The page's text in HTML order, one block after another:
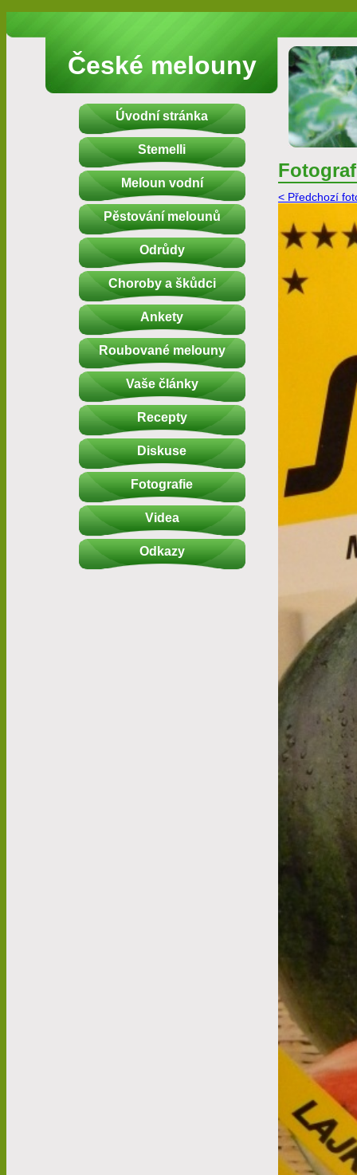
České melouny
Úvodní stránka
Stemelli
Meloun vodní
Pěstování melounů
Odrůdy
Choroby a škůdci
Ankety
Roubované melouny
Vaše články
Recepty
Diskuse
Fotografie
Videa
Odkazy
< Předchozí